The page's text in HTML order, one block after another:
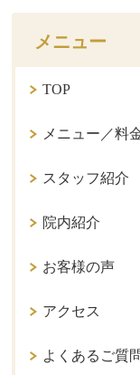
メニュー
TOP
メニュー／料
スタッフ紹介
院内紹介
お客様の声
アクセス
よくあるご質